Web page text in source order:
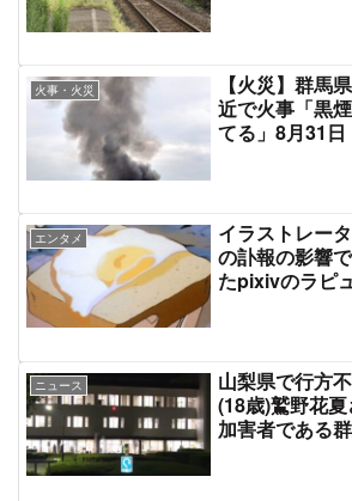
火事・火災
【火災】群馬
近で火事「黒
てる」8月31日
エンタメ
イラストレー
の訃報の影響
たpixivのラピ
ニュース
山梨県で行方
(18歳)鷲野花夏
加害者である